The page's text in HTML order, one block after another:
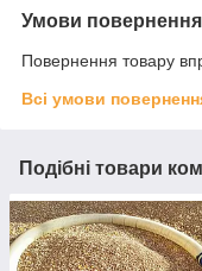
Умови повернення
Повернення товару
Всі умови
Подібні товари